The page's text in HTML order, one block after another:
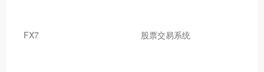
FX7 股票交易系统